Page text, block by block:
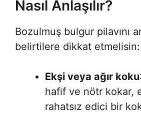
Nasıl Anlaşılır?
Bozulmuş bulgur pilavını
belirtilere dikkat etmelisin:
Ekşi veya ağır koku
hafif ve nötr kokar,
rahatsız edici bir